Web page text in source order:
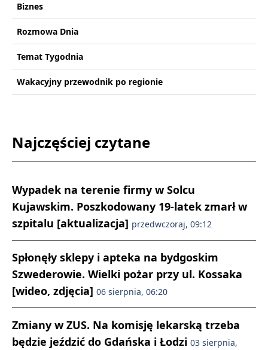
Biznes
Rozmowa Dnia
Temat Tygodnia
Wakacyjny przewodnik po regionie
Najczęściej czytane
Wypadek na terenie firmy w Solcu
Kujawskim. Poszkodowany 19-latek zmarł w
szpitalu [aktualizacja] przedwczoraj, 09:12
Spłonęły sklepy i apteka na bydgoskim
Szwederowie. Wielki pożar przy ul. Kossaka
[wideo, zdjęcia] 06 sierpnia, 06:20
Zmiany w ZUS. Na komisję lekarską trzeba
będzie jeździć do Gdańska i Łodzi 03 sierpnia,